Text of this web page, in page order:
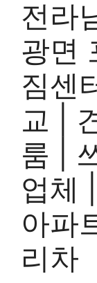
전라
광면
짐센
교 |
룸 |
업체
아파
리차